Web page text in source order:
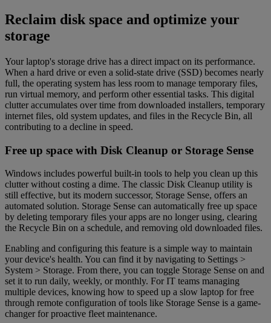
Reclaim disk space and optimize your
storage
Your laptop's storage drive has a direct impact on its performance.
When a hard drive or even a solid-state drive (SSD) becomes nearly
full, the operating system has less room to manage temporary files,
run virtual memory, and perform other essential tasks. This digital
clutter accumulates over time from downloaded installers, temporary
internet files, old system updates, and files in the Recycle Bin, all
contributing to a decline in speed.
Free up space with Disk Cleanup or Storage Sense
Windows includes powerful built-in tools to help you clean up this
clutter without costing a dime. The classic Disk Cleanup utility is
still effective, but its modern successor, Storage Sense, offers an
automated solution. Storage Sense can automatically free up space
by deleting temporary files your apps are no longer using, clearing
the Recycle Bin on a schedule, and removing old downloaded files.
Enabling and configuring this feature is a simple way to maintain
your device's health. You can find it by navigating to Settings >
System > Storage. From there, you can toggle Storage Sense on and
set it to run daily, weekly, or monthly. For IT teams managing
multiple devices, knowing how to speed up a slow laptop for free
through remote configuration of tools like Storage Sense is a game-
changer for proactive fleet maintenance.